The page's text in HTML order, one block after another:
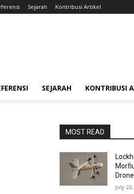
Sejarah Kontribusi Artikel
SEJARAH KONTRIBUSI
MOST READ
July